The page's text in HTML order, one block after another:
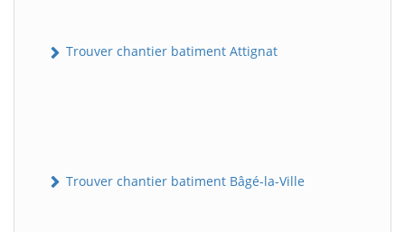
Trouver chantier batiment Attignat
Trouver chantier batiment Bâgé-la-Ville